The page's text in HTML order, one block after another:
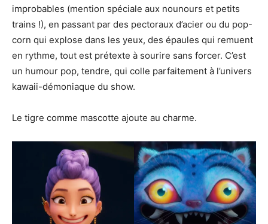
improbables (mention spéciale aux nounours et petits
trains !), en passant par des pectoraux d’acier ou du pop-
corn qui explose dans les yeux, des épaules qui remuent
en rythme, tout est prétexte à sourire sans forcer. C’est
un humour pop, tendre, qui colle parfaitement à l’univers
kawaii-démoniaque du show.
Le tigre comme mascotte ajoute au charme.